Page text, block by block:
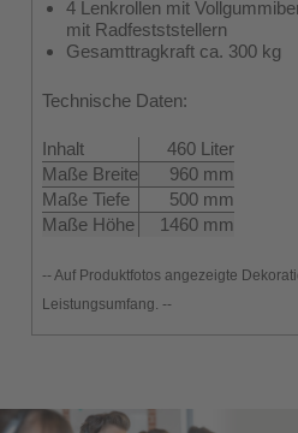
4 Lenkrollen mit
mit Radfestststellern
Gesamttragkraft ca. 300 kg
Technische Daten:
Inhalt
460 Liter
Maße Breite
960 mm
Maße Tiefe
500 mm
Maße Höhe
1460 mm
-- Auf Produktfotos angezeigte
Leistungsumfang. --